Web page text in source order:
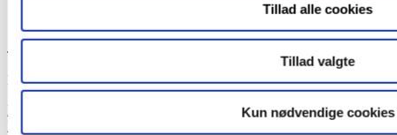
Tillad alle cookies
Tillad valgte
Kun nødvendige cookies
Salgsstart i Pileengen, Køge
De første 8 rækkehuse sættes til salg i Pileengen primo marts 2016.
Marlene Staugaard
2018-01-22T13:25:46+00:0011. februar 2016|
Læs mere